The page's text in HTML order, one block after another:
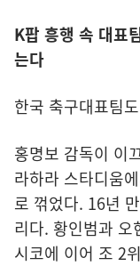
K팝 흥행 속 대
는다
한국 축구대표팀
홍명보 감독이 이
라하라 스타디움
로 꺾었다. 16년
리다. 황인범과 오
시코에 이어 조 2